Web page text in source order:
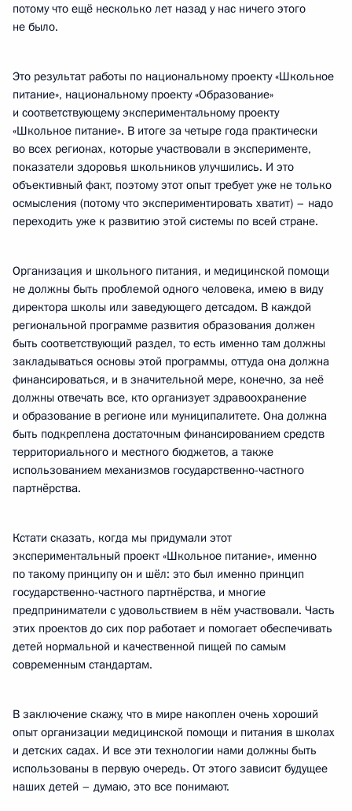
потому что ещё несколько лет назад у нас ничего этого
не было.
Это результат работы по национальному проекту «Школьное
питание», национальному проекту «Образование»
и соответствующему экспериментальному проекту
«Школьное питание». В итоге за четыре года практически
во всех регионах, которые участвовали в эксперименте,
показатели здоровья школьников улучшились. И это
объективный факт, поэтому этот опыт требует уже не только
осмысления (потому что экспериментировать хватит) – надо
переходить уже к развитию этой системы по всей стране.
Организация и школьного питания, и медицинской помощи
не должны быть проблемой одного человека, имею в виду
директора школы или заведующего детсадом. В каждой
региональной программе развития образования должен
быть соответствующий раздел, то есть именно там должны
закладываться основы этой программы, оттуда она должна
финансироваться, и в значительной мере, конечно, за неё
должны отвечать все, кто организует здравоохранение
и образование в регионе или муниципалитете. Она должна
быть подкреплена достаточным финансированием средств
территориального и местного бюджетов, а также
использованием механизмов государственно-частного
партнёрства.
Кстати сказать, когда мы придумали этот
экспериментальный проект «Школьное питание», именно
по такому принципу он и шёл: это был именно принцип
государственно-частного партнёрства, и многие
предприниматели с удовольствием в нём участвовали. Часть
этих проектов до сих пор работает и помогает обеспечивать
детей нормальной и качественной пищей по самым
современным стандартам.
В заключение скажу, что в мире накоплен очень хороший
опыт организации медицинской помощи и питания в школах
и детских садах. И все эти технологии нами должны быть
использованы в первую очередь. От этого зависит будущее
наших детей – думаю, это все понимают.